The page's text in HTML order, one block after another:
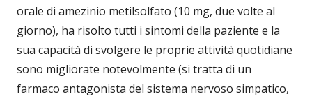
orale di amezinio metilsolfato (10 mg, due volte al
giorno), ha risolto tutti i sintomi della paziente e la
sua capacità di svolgere le proprie attività quotidiane
sono migliorate notevolmente (si tratta di un
farmaco antagonista del sistema nervoso simpatico,